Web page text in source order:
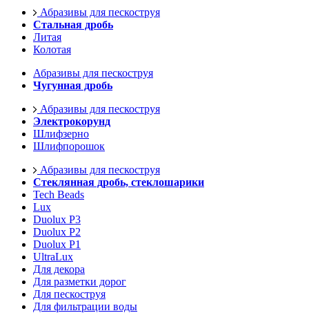
Абразивы для пескоструя
Стальная дробь
Литая
Колотая
Абразивы для пескоструя
Чугунная дробь
Абразивы для пескоструя
Электрокорунд
Шлифзерно
Шлифпорошок
Абразивы для пескоструя
Стеклянная дробь, стеклошарики
Tech Beads
Lux
Duolux P3
Duolux P2
Duolux P1
UltraLux
Для декора
Для разметки дорог
Для пескоструя
Для фильтрации воды